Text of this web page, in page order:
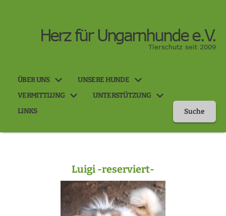
Herz für Ungarnhunde e.V.
Tierschutz seit 2009
ÜBER UNS
UNSERE HUNDE
VERMITTLUNG
UNTERSTÜTZUNG
LINKS
Suche
Luigi -reserviert-